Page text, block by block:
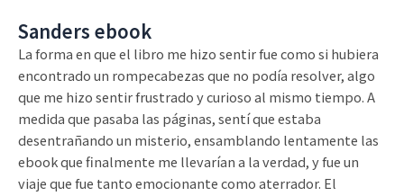
Sanders ebook
La forma en que el libro me hizo sentir fue como si hubiera
encontrado un rompecabezas que no podía resolver, algo
que me hizo sentir frustrado y curioso al mismo tiempo. A
medida que pasaba las páginas, sentí que estaba
desentrañando un misterio, ensamblando lentamente las
ebook que finalmente me llevarían a la verdad, y fue un
viaje que fue tanto emocionante como aterrador. El